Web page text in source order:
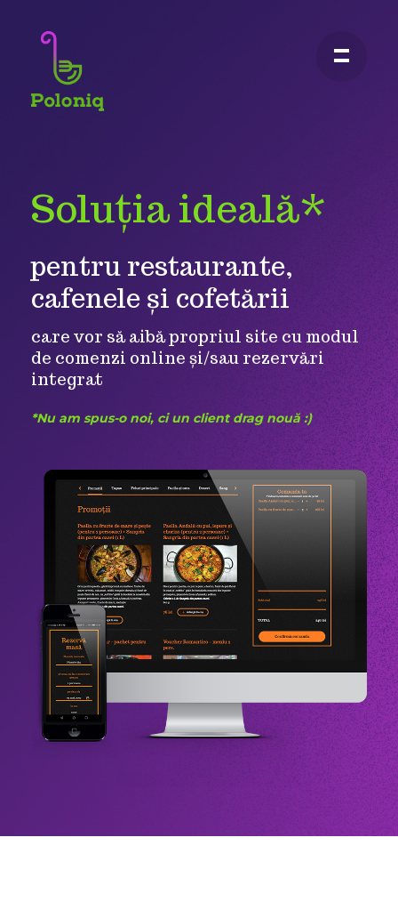
×
Soluția ideală*
pentru restaurante,
cafenele și cofetării
care vor să aibă propriul site cu modul
de comenzi online și/sau rezervări
integrat
*Nu am spus-o noi, ci un client drag nouă :)